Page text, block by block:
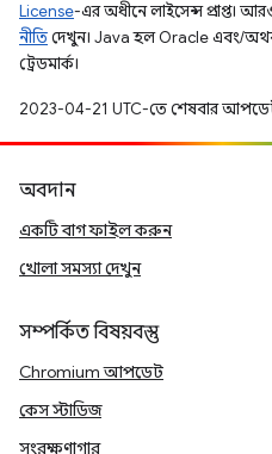
License-এর অধীনে লাইসেন্স প্রাপ্ত।
নীতিদেখুন। Java হল Oracle এবং/অথবা
ট্রেডমার্ক।
2023-04-21 UTC-তে শেষবার
অবদান
একটি বাগ ফাইল করুন
খোলা সমস্যা দেখুন
সম্পর্কিত বিষয়বস্তু
Chromium আপডেট
কেস স্টাডিজ
সংরক্ষণাগার